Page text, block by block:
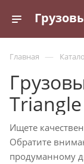
Главная —
Triangle
Ищете
Обратите
продуманному